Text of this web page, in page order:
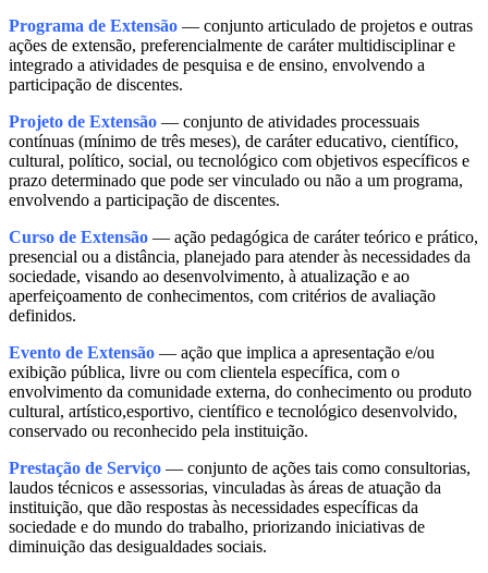
Programa de Extensão — conjunto articulado de projetos e outras
ações de extensão, preferencialmente de caráter multidisciplinar e
integrado a atividades de pesquisa e de ensino, envolvendo a
participação de discentes.
Projeto de Extensão — conjunto de atividades processuais
contínuas (mínimo de três meses), de caráter educativo, científico,
cultural, político, social, ou tecnológico com objetivos específicos e
prazo determinado que pode ser vinculado ou não a um programa,
envolvendo a participação de discentes.
Curso de Extensão — ação pedagógica de caráter teórico e prático,
presencial ou a distância, planejado para atender às necessidades da
sociedade, visando ao desenvolvimento, à atualização e ao
aperfeiçoamento de conhecimentos, com critérios de avaliação
definidos.
Evento de Extensão — ação que implica a apresentação e/ou
exibição pública, livre ou com clientela específica, com o
envolvimento da comunidade externa, do conhecimento ou produto
cultural, artístico,esportivo, científico e tecnológico desenvolvido,
conservado ou reconhecido pela instituição.
Prestação de Serviço — conjunto de ações tais como consultorias,
laudos técnicos e assessorias, vinculadas às áreas de atuação da
instituição, que dão respostas às necessidades específicas da
sociedade e do mundo do trabalho, priorizando iniciativas de
diminuição das desigualdades sociais.